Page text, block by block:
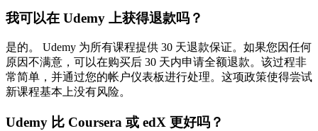
我可以在 Udemy 上获得退款吗？
是的。 Udemy 为所有课程提供 30 天退款保证。如果您因任何
原因不满意，可以在购买后 30 天内申请全额退款。该过程非
常简单，并通过您的帐户仪表板进行处理。这项政策使得尝试
新课程基本上没有风险。
Udemy 比 Coursera 或 edX 更好吗？